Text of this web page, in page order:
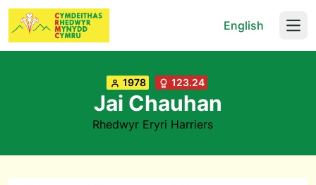
English
1978 123.24
Jai Chauhan
Rhedwyr Eryri Harriers